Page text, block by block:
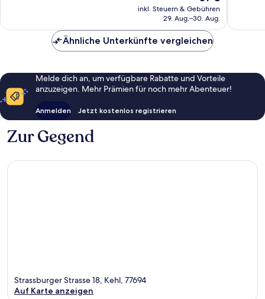
Preis
beträgt
inkl. Steuern & Gebühren
29. Aug.–30. Aug.
Ähnliche Unterkünfte vergleichen
Melde dich an, um verfügbare Rabatte und Vorteile
anzuzeigen. Mehr Prämien für noch mehr Abenteuer!
Anmelden Jetzt kostenlos registrieren
Zur Gegend
Strassburger Strasse 18, Kehl, 77694
Auf Karte anzeigen